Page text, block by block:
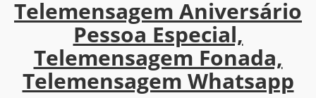
Telemensagem Aniversário
Pessoa Especial,
Telemensagem Fonada,
Telemensagem Whatsapp